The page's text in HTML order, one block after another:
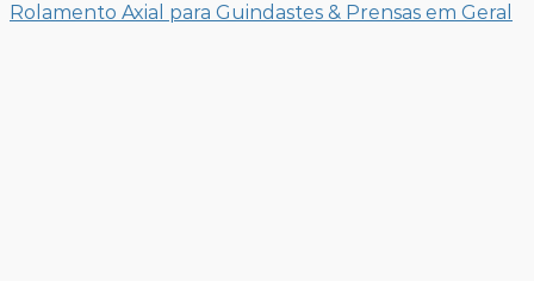
Rolamento Axial para Guindastes & Prensas em Geral